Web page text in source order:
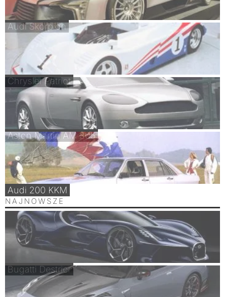
Audi Skorpion
Chrysler Patriot
Aston Martin AM 305
Audi 200 KKM
NAJNOWSZE
Bugatti Destrier